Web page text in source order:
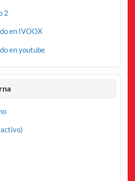
2
en IVOOX
en youtube